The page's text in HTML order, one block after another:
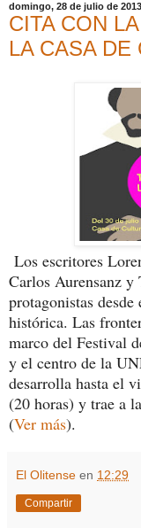
domingo, 28 de julio de 2013
CITA CON
LA CASA DE
Los escritores
Carlos Aurensanz
protagonistas
histórica. Las
marco del Festival
y el centro de la
desarrolla hasta el
(20 horas) y trae a
(Ver más).
El Olitense en 12:29
Compartir